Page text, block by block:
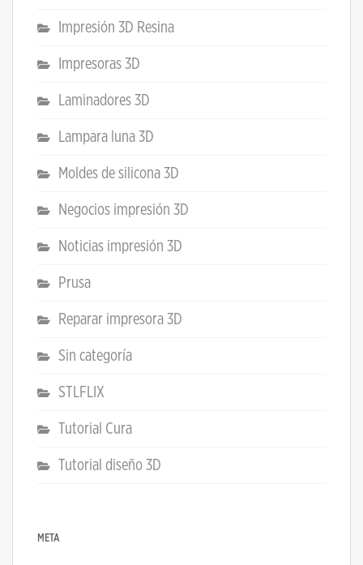
Impresión 3D Resina
Impresoras 3D
Laminadores 3D
Lampara luna 3D
Moldes de silicona 3D
Negocios impresión 3D
Noticias impresión 3D
Prusa
Reparar impresora 3D
Sin categoría
STLFLIX
Tutorial Cura
Tutorial diseño 3D
META